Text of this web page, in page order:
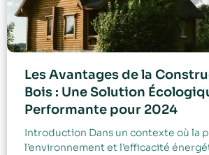
Les Avantages de la
Bois : Une Solution
Performante pour 2024
Introduction Dans un contexte où la
l’environnement et l’efficacité